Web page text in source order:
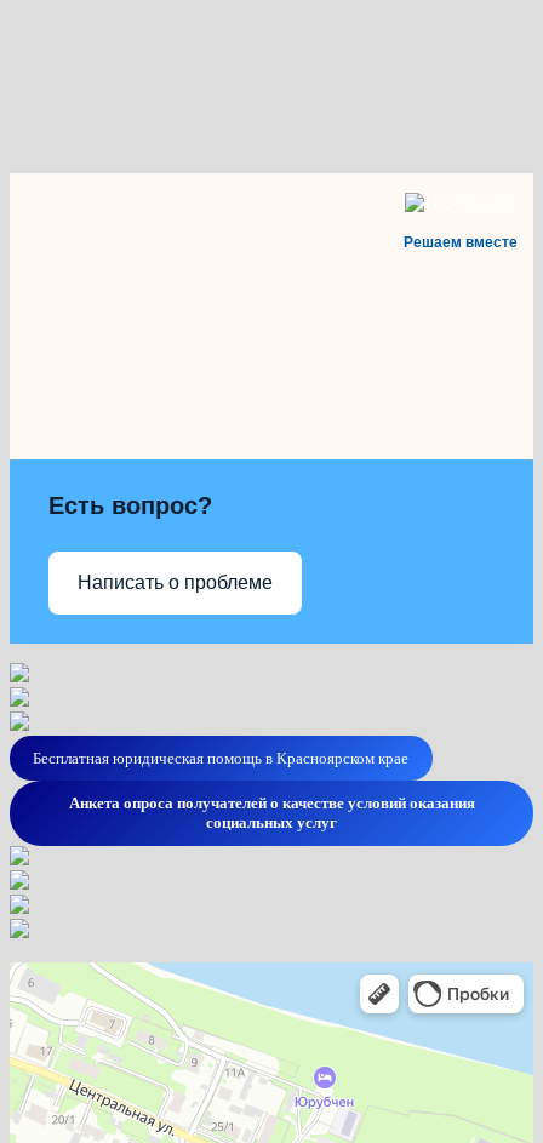
Решаем вместе
Есть вопрос?
Написать о проблеме
Бесплатная юридическая помощь в Красноярском крае
Анкета опроса получателей о качестве условий оказания
социальных услуг